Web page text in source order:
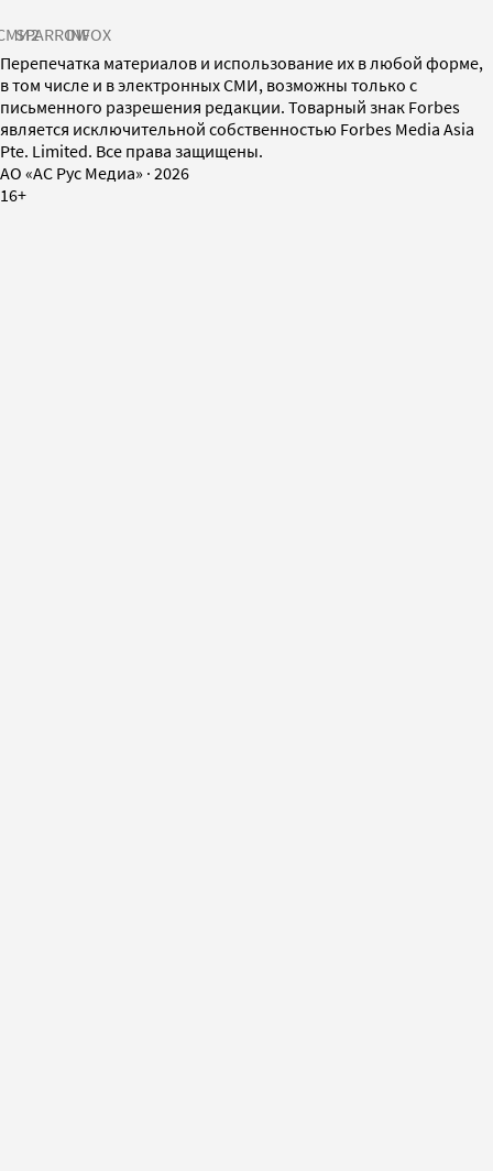
SPARROWINFOX
Перепечатка материалов и использование их в любой форме,
в том числе и в электронных СМИ, возможны только с
письменного разрешения редакции. Товарный знак Forbes
является исключительной собственностью Forbes Media Asia
Pte. Limited. Все права защищены.
AO «АС Рус Медиа» · 2026
16+